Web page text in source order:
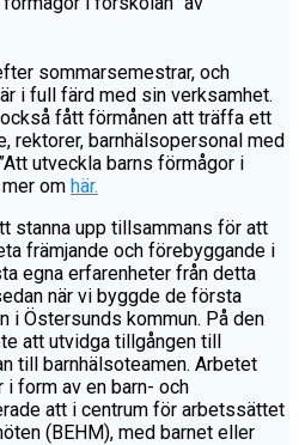
sommarsemestrar, och
i full färd med sin verksamhet.
fått förmånen att träffa ett
rektorer, barnhälsopersonal med
utveckla barns förmågor i
om här.
stanna upp tillsammans för att
främjande och förebyggande i
egna erfarenheter från detta
när vi byggde de första
i Östersunds kommun. På den
att utvidga tillgången till
till barnhälsoteamen. Arbetet
form av en barn- och
att i centrum för arbetssättet
(BEHM), med barnet eller